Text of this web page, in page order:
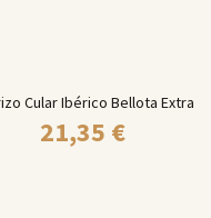
Cular Ibérico Bellota Extra
21,35 €